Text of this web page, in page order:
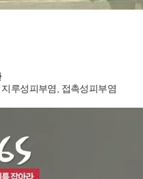
루성피부염, 접촉성피부염